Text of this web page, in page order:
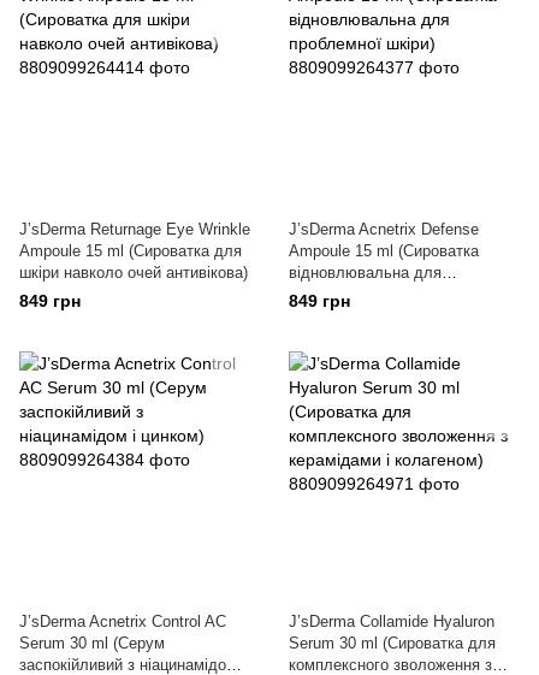
J’sDerma Returnage Eye Wrinkle
Ampoule 15 ml (Сироватка для
шкіри навколо очей антивікова)
849 грн
J’sDerma Acnetrix Defense
Ampoule 15 ml (Сироватка
відновлювальна для
проблемної шкіри)
849 грн
J’sDerma Acnetrix Control AC
Serum 30 ml (Серум
заспокійливий з ніацинамідом і
J’sDerma Collamide Hyaluron
Serum 30 ml (Сироватка для
комплексного зволоження з